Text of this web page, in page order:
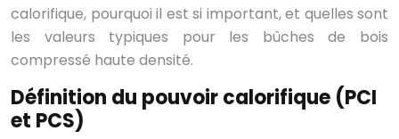
calorifique, pourquoi il est si important, et quelles sont
les valeurs typiques pour les bûches de bois
compressé haute densité.
Définition du pouvoir calorifique (PCI
et PCS)